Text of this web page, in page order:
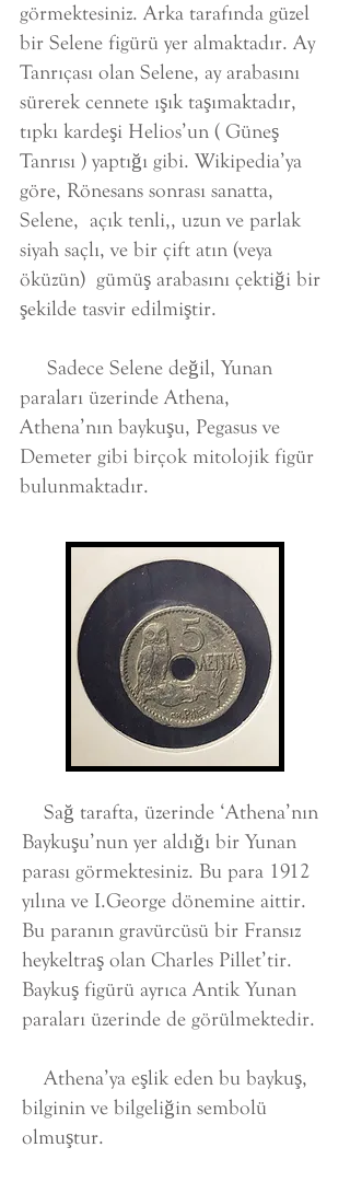
görmektesiniz. Arka tarafında güzel
bir Selene figürü yer almaktadır. Ay
Tanrıçası olan Selene, ay arabasını
sürerek cennete ışık taşımaktadır,
tıpkı kardeşi Helios’un ( Güneş
Tanrısı ) yaptığı gibi. Wikipedia’ya
göre, Rönesans sonrası sanatta,
Selene, açık tenli,, uzun ve parlak
siyah saçlı, ve bir çift atın (veya
öküzün) gümüş arabasını çektiği bir
şekilde tasvir edilmiştir.
Sadece Selene değil, Yunan
paraları üzerinde Athena,
Athena’nın baykuşu, Pegasus ve
Demeter gibi birçok mitolojik figür
bulunmaktadır.
Sağ tarafta, üzerinde ‘Athena’nın
Baykuşu’nun yer aldığı bir Yunan
parası görmektesiniz. Bu para 1912
yılına ve I.George dönemine aittir.
Bu paranın gravürcüsü bir Fransız
heykeltraş olan Charles Pillet’tir.
Baykuş figürü ayrıca Antik Yunan
paraları üzerinde de görülmektedir.
Athena’ya eşlik eden bu baykuş,
bilginin ve bilgeliğin sembolü
olmuştur.